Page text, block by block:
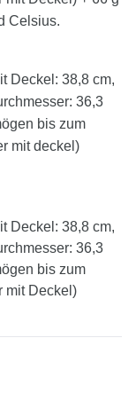
Celsius.
Deckel: 38,8 cm,
36,3
bis zum
mit deckel)
Deckel: 38,8 cm,
36,3
bis zum
mit Deckel)